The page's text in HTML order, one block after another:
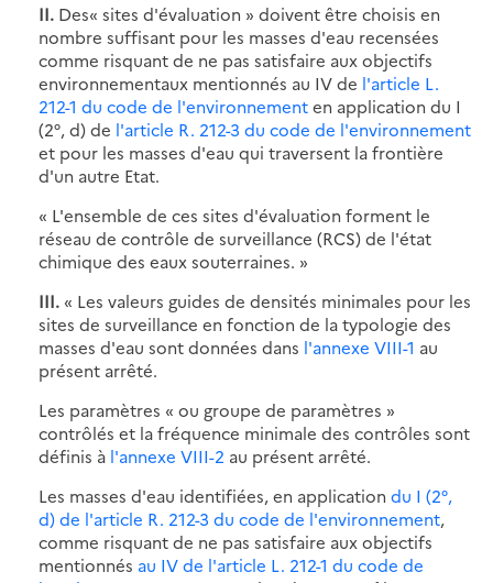
II. Des« sites d'évaluation » doivent être choisis en
nombre suffisant pour les masses d'eau recensées
comme risquant de ne pas satisfaire aux objectifs
environnementaux mentionnés au IV de l'article L.
212-1 du code de l'environnementen application du I
(2°, d) de l'article R. 212-3 du code de l'environnement
et pour les masses d'eau qui traversent la frontière
d'un autre Etat.
« L'ensemble de ces sites d'évaluation forment le
réseau de contrôle de surveillance (RCS) de l'état
chimique des eaux souterraines. »
III. « Les valeurs guides de densités minimales pour les
sites de surveillance en fonction de la typologie des
masses d'eau sont données dans l'annexe VIII-1 au
présent arrêté.
Les paramètres « ou groupe de paramètres »
contrôlés et la fréquence minimale des contrôles sont
définis à l'annexe VIII-2 au présent arrêté.
Les masses d'eau identifiées, en application du I (2°,
d) de l'article R. 212-3 du code de l'environnement,
comme risquant de ne pas satisfaire aux objectifs
mentionnés au IV de l'article L. 212-1 du code de